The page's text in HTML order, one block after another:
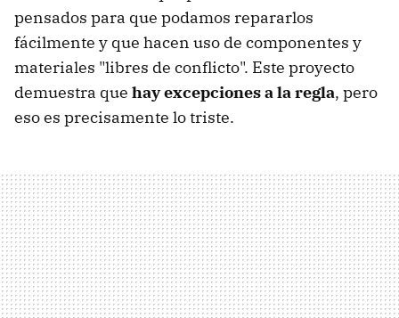
pensados para que podamos repararlos
fácilmente y que hacen uso de componentes y
materiales "libres de conflicto". Este proyecto
demuestra que hay excepciones a la regla, pero
eso es precisamente lo triste.